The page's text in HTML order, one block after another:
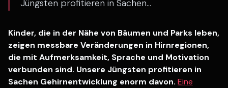
Jüngsten profitieren in Sachen...
Kinder, die in der Nähe von Bäumen und Parks leben,
zeigen messbare Veränderungen in Hirnregionen,
die mit Aufmerksamkeit, Sprache und Motivation
verbunden sind. Unsere Jüngsten profitieren in
Sachen Gehirnentwicklung enorm davon. Eine